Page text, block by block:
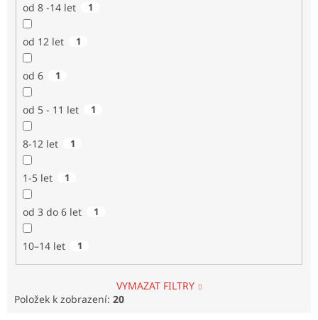
od 8 -14 let 1
od 12 let 1
od 6 1
od 5 - 11 let 1
8-12 let 1
1-5 let 1
od 3 do 6 let 1
10–14 let 1
VYMAZAT FILTRY
Položek k zobrazení: 20